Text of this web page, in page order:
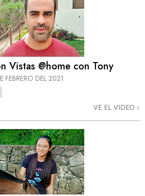
Vistas @home con Tony
FEBRERO DEL 2021
VE EL VIDEO